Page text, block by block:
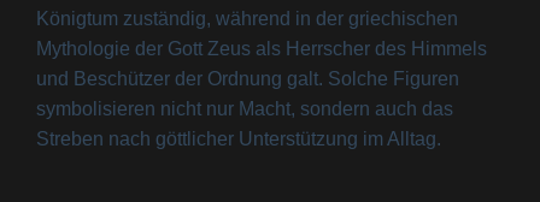
Königtum zuständig, während in der griechischen
Mythologie der Gott Zeus als Herrscher des Himmels
und Beschützer der Ordnung galt. Solche Figuren
symbolisieren nicht nur Macht, sondern auch das
Streben nach göttlicher Unterstützung im Alltag.